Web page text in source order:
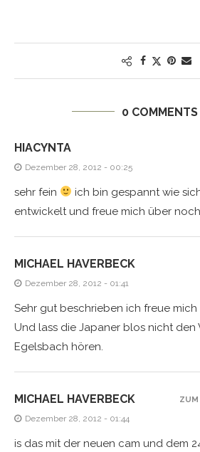
0 COMMENTS
HIACYNTA
Dezember 28, 2012 - 00:25
sehr fein
ich bin gespannt wie
entwickelt und freue mich über
MICHAEL HAVERBECK
Dezember 28, 2012 - 01:41
Sehr gut beschrieben ich freue
Und lass die Japaner blos nicht den
Egelsbach hören.
MICHAEL HAVERBECK
Dezember 28, 2012 - 01:44
is das mit der neuen cam und dem
ZUM